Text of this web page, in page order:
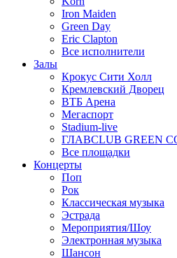
Iron Maiden
Green Day
Eric Clapton
Все исполнители
Залы
Крокус Сити Холл
Кремлевский Дворец
ВТБ Арена
Мегаспорт
Stadium-live
ГЛАВCLUB GREEN
Все площадки
Концерты
Поп
Рок
Классическая музыка
Эстрада
Мероприятия/Шоу
Электронная музыка
Шансон